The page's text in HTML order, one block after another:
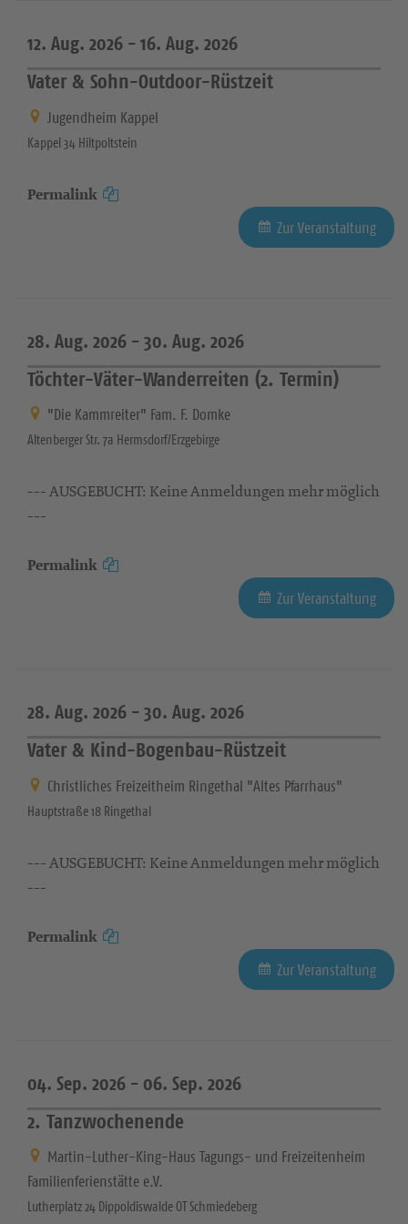
12. Aug. 2026 - 16. Aug. 2026
Vater & Sohn-Outdoor-Rüstzeit
Jugendheim Kappel
Kappel 34 Hiltpoltstein
Permalink
Zur Veranstaltung
28. Aug. 2026 - 30. Aug. 2026
Töchter-Väter-Wanderreiten (2. Termin)
"Die Kammreiter" Fam. F. Domke
Altenberger Str. 7a Hermsdorf/Erzgebirge
--- AUSGEBUCHT: Keine Anmeldungen mehr möglich
---
Permalink
Zur Veranstaltung
28. Aug. 2026 - 30. Aug. 2026
Vater & Kind-Bogenbau-Rüstzeit
Christliches Freizeitheim Ringethal "Altes Pfarrhaus"
Hauptstraße 18 Ringethal
--- AUSGEBUCHT: Keine Anmeldungen mehr möglich
---
Permalink
Zur Veranstaltung
04. Sep. 2026 - 06. Sep. 2026
2. Tanzwochenende
Martin-Luther-King-Haus Tagungs- und Freizeitenheim
Familienferienstätte e.V.
Lutherplatz 24 Dippoldiswalde OT Schmiedeberg